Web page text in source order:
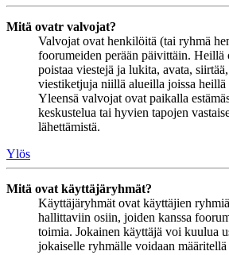
Mitä ovatr valvojat?
Valvojat ovat henkilöitä (tai ryhmä
foorumeiden perään päivittäin. Heillä
poistaa viestejä ja lukita, avata,
viestiketjuja niillä alueilla joissa
Yleensä valvojat ovat paikalla
keskustelua tai hyvien tapojen
lähettämistä.
Ylös
Mitä ovat käyttäjäryhmät?
Käyttäjäryhmät ovat käyttäjien
hallittaviin osiin, joiden kanssa
toimia. Jokainen käyttäjä voi kuulua
jokaiselle ryhmälle voidaan